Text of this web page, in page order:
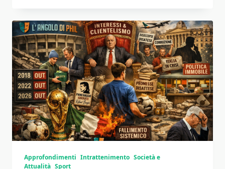
Approfondimenti Intrattenimento Società e
Attualità Sport